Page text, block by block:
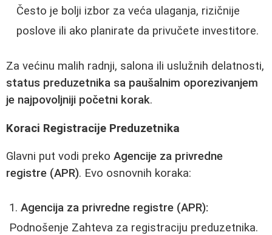
Često je bolji izbor za veća ulaganja, rizičnije
poslove ili ako planirate da privučete investitore.
Za većinu malih radnji, salona ili uslužnih delatnosti,
status preduzetnika sa paušalnim oporezivanjem
je najpovoljniji početni korak.
Koraci Registracije Preduzetnika
Glavni put vodi preko Agencije za privredne
registre (APR). Evo osnovnih koraka:
Agencija za privredne registre (APR):
Podnošenje Zahteva za registraciju preduzetnika.